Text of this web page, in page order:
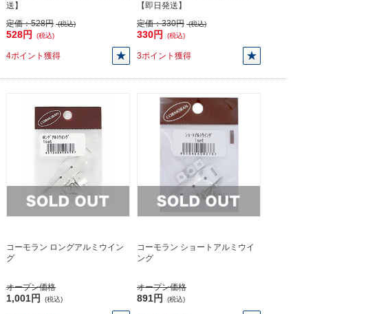
送】
定価：528円 (税込)
528円 (税込)
4ポイント獲得
【即日発送】
定価：330円 (税込)
330円 (税込)
3ポイント獲得
コーモラン ロングアルミウイン
グ
オープン価格
1,001円 (税込)
コーモラン ショートアルミウイ
ング
オープン価格
891円 (税込)